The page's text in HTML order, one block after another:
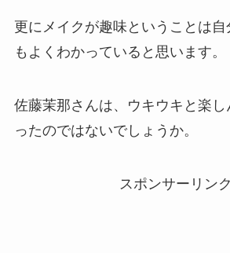
更にメイクが趣味ということは
もよくわかっていると思います。
佐藤茉那さんは、ウキウキと楽し
ったのではないでしょうか。
スポンサーリンク